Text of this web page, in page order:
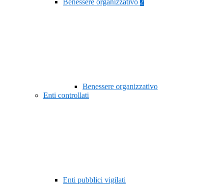
Benessere organizzativo 2
Benessere organizzativo
Enti controllati
Enti pubblici vigilati